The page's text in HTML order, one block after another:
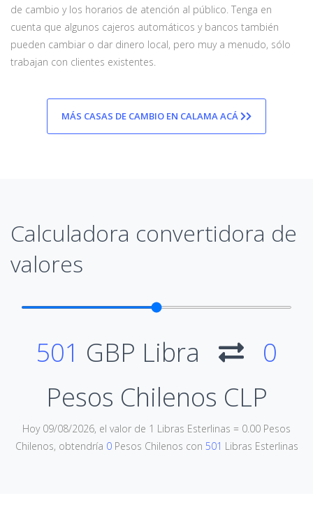
de cambio y los horarios de atención al público. Tenga en
cuenta que algunos cajeros automáticos y bancos también
pueden cambiar o dar dinero local, pero muy a menudo, sólo
trabajan con clientes existentes.
MÁS CASAS DE CAMBIO EN CALAMA ACÁ
Calculadora convertidora de
valores
501 GBP Libra
0
Pesos Chilenos CLP
Hoy 09/08/2026, el valor de 1 Libras Esterlinas = 0.00 Pesos
Chilenos, obtendría 0Pesos Chilenos con 501 Libras Esterlinas